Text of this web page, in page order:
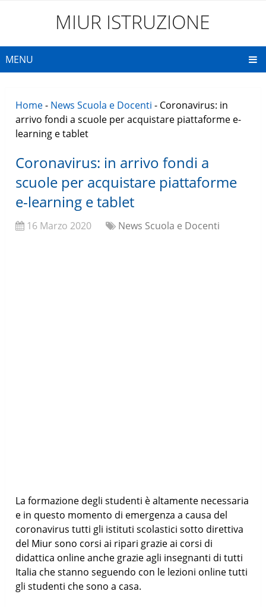
MIUR ISTRUZIONE
MENU
Home- News Scuola e Docenti - Coronavirus: in
arrivo fondi a scuole per acquistare piattaforme e-
learning e tablet
Coronavirus: in arrivo fondi a
scuole per acquistare piattaforme
e-learning e tablet
16 Marzo 2020 News Scuola e Docenti
La formazione degli studenti è altamente necessaria
e in questo momento di emergenza a causa del
coronavirus tutti gli istituti scolastici sotto direttiva
del Miur sono corsi ai ripari grazie ai corsi di
didattica online anche grazie agli insegnanti di tutti
Italia che stanno seguendo con le lezioni online tutti
gli studenti che sono a casa.